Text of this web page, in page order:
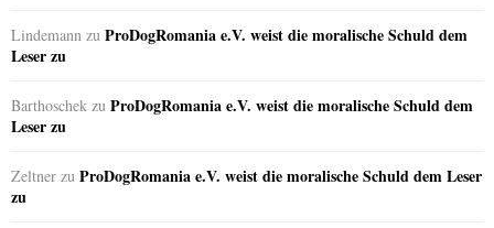
Lindemann zu ProDogRomania e.V. weist die moralische Schuld dem
Leser zu
Barthoschek zu ProDogRomania e.V. weist die moralische Schuld dem
Leser zu
Zeltner zu ProDogRomania e.V. weist die moralische Schuld dem Leser
zu